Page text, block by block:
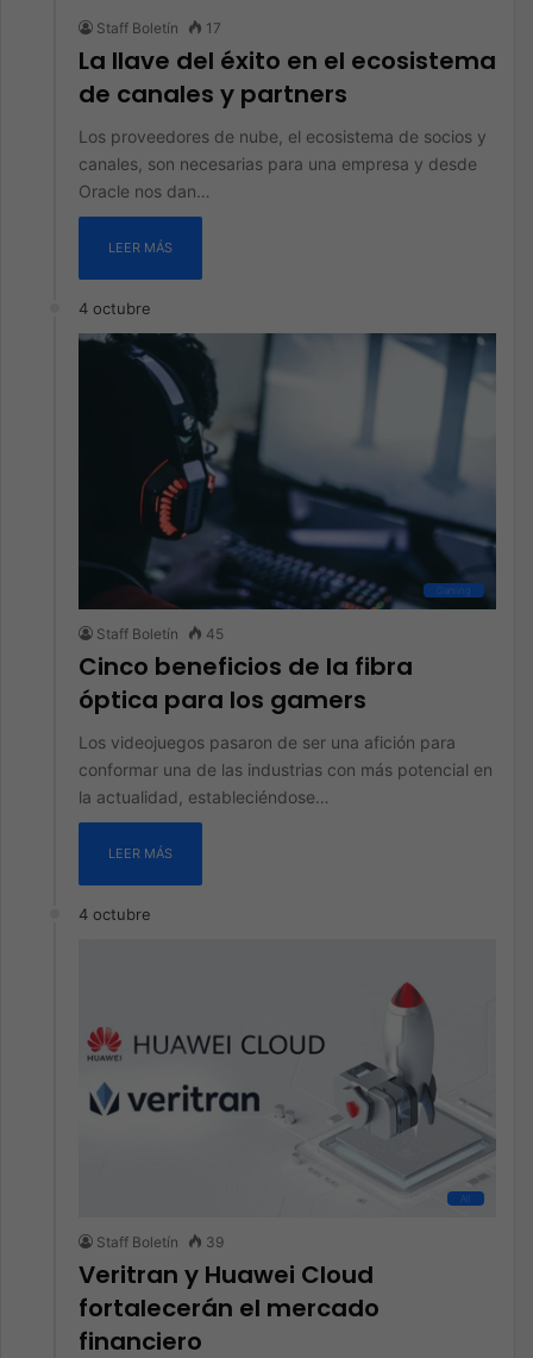
Staff Boletín 17
La llave del éxito en el ecosistema
de canales y partners
Los proveedores de nube, el ecosistema de socios y
canales, son necesarias para una empresa y desde
Oracle nos dan…
LEER MÁS
4 octubre
Gaming
Staff Boletín 45
Cinco beneficios de la fibra
óptica para los gamers
Los videojuegos pasaron de ser una afición para
conformar una de las industrias con más potencial en
la actualidad, estableciéndose…
LEER MÁS
4 octubre
All
Staff Boletín 39
Veritran y Huawei Cloud
fortalecerán el mercado
financiero